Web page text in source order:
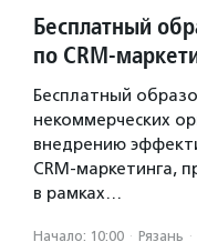
Бесплатный
по CRM-
Бесплатный
некоммерческих
внедрению
CRM-маркетинга,
в рамках…
Начало: 10:00 · Рязань ·